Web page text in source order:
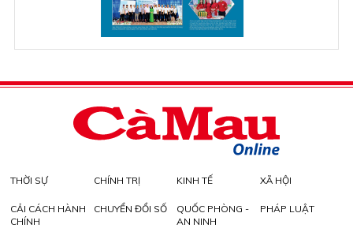
THỜI SỰ CHÍNH TRỊ KINH TẾ XÃ HỘI
CẢI CÁCH HÀNH
CHÍNH
CHUYỂN ĐỔI SỐ
QUỐC PHÒNG -
AN NINH
PHÁP LUẬT